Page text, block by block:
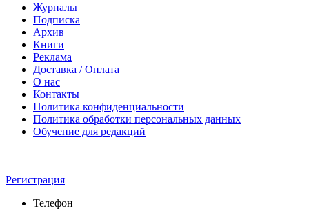
Журналы
Подписка
Архив
Книги
Реклама
Доставка / Оплата
О нас
Контакты
Политика конфиденциальности
Политика обработки персональных данных
Обучение для редакций
Регистрация
Телефон